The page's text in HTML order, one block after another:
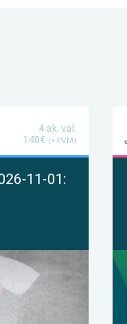
4 ak. val.
140€ (+ PVM)
11-01: